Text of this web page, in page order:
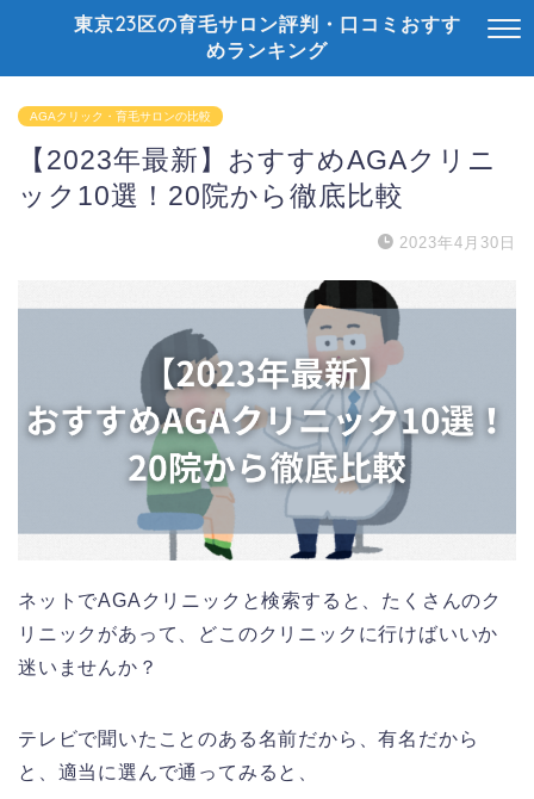
東京23区の育毛サロン評判・口コミおすす
めランキング
AGAクリック・育毛サロンの比較
【2023年最新】おすすめAGAクリニ
ック10選！20院から徹底比較
2023年4月30日
ネットでAGAクリニックと検索すると、たくさんのク
リニックがあって、どこのクリニックに行けばいいか
迷いませんか？
テレビで聞いたことのある名前だから、有名だから
と、適当に選んで通ってみると、